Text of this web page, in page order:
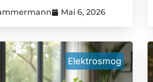
Mai 6, 2026
Elektrosmog